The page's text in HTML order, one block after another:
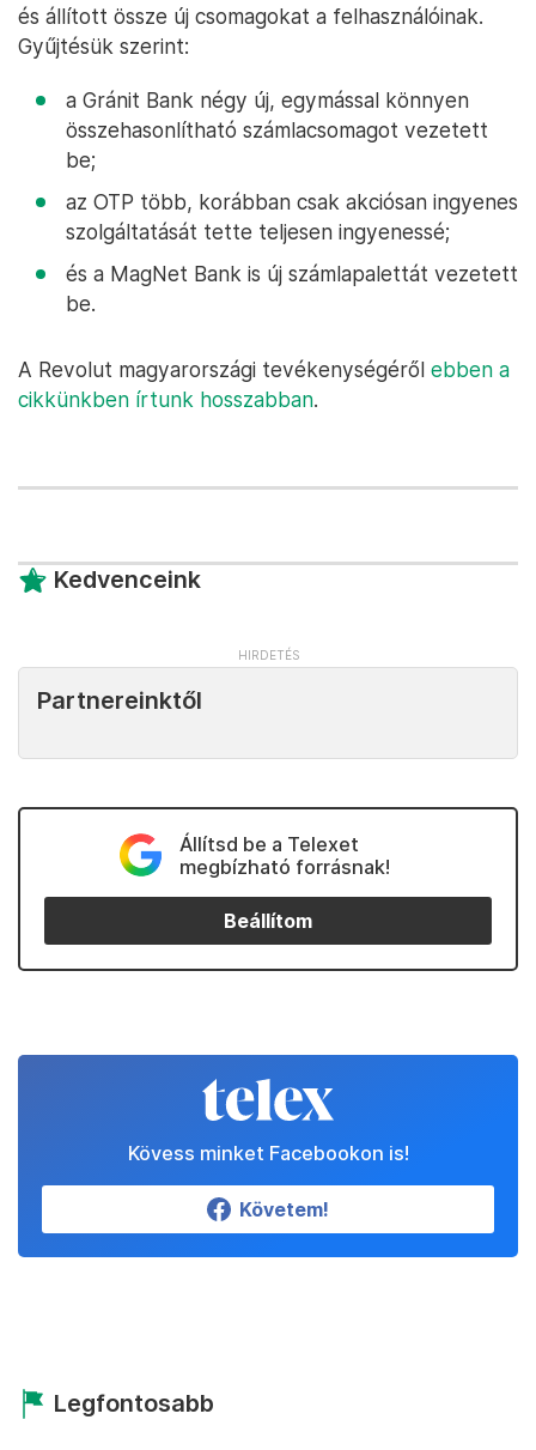
és állított össze új csomagokat a felhasználóinak.
Gyűjtésük szerint:
a Gránit Bank négy új, egymással könnyen
összehasonlítható számlacsomagot vezetett
be;
az OTP több, korábban csak akciósan ingyenes
szolgáltatását tette teljesen ingyenessé;
és a MagNet Bank is új számlapalettát vezetett
be.
A Revolut magyarországi tevékenységéről ebben a
cikkünkben írtunk hosszabban.
Kedvenceink
Partnereinktől
Állítsd be a Telexet
megbízható forrásnak!
Beállítom
Kövess minket Facebookon is!
Követem!
Legfontosabb